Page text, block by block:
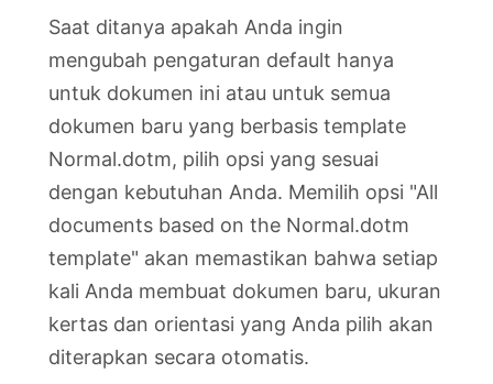
Saat ditanya apakah Anda ingin
mengubah pengaturan default hanya
untuk dokumen ini atau untuk semua
dokumen baru yang berbasis template
Normal.dotm, pilih opsi yang sesuai
dengan kebutuhan Anda. Memilih opsi "All
documents based on the Normal.dotm
template" akan memastikan bahwa setiap
kali Anda membuat dokumen baru, ukuran
kertas dan orientasi yang Anda pilih akan
diterapkan secara otomatis.